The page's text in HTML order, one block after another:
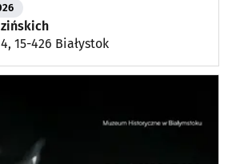
15-426 Białystok